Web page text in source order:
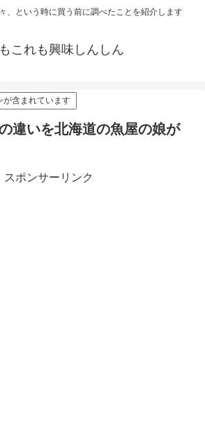
、という時に買う前に調べたことを紹介します
これも興味しんしん
が含まれています
違いを北海道の魚屋の娘が
スポンサーリンク